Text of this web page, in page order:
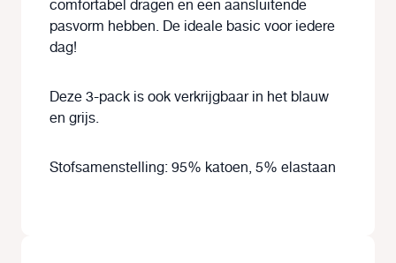
comfortabel dragen en een aansluitende
pasvorm hebben. De ideale basic voor iedere
dag!
Deze 3-pack is ook verkrijgbaar in het blauw
en grijs.
Stofsamenstelling: 95% katoen, 5% elastaan